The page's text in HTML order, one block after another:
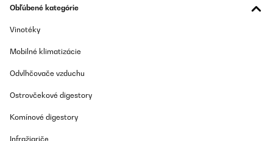
Obľúbené kategórie
Vinotéky
Mobilné klimatizácie
Odvlhčovače vzduchu
Ostrovčekové digestory
Komínové digestory
Infražiariče